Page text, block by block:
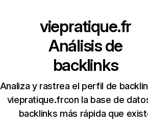
viepratique.fr
Análisis de
backlinks
Analiza y rastrea el perfil de
viepratique.frcon la base de
backlinks más rápida que